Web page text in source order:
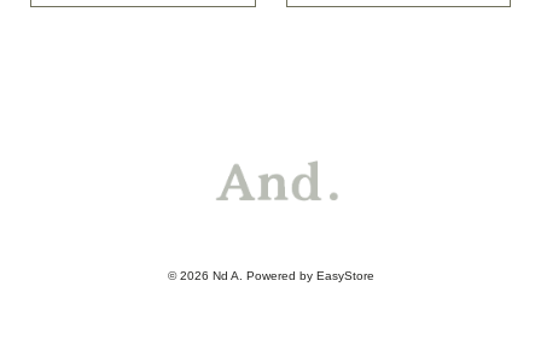
© 2026 Nd A. Powered by EasyStore